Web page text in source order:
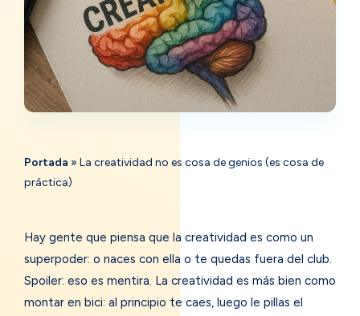
Portada » La creatividad no es cosa de genios (es cosa de
práctica)
Hay gente que piensa que la creatividad es como un
superpoder: o naces con ella o te quedas fuera del club.
Spoiler: eso es mentira. La creatividad es más bien como
montar en bici: al principio te caes, luego le pillas el